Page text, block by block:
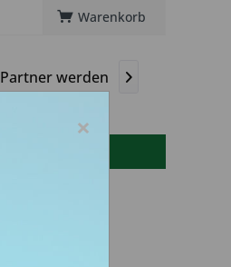
Warenkorb
Partner werden 
×